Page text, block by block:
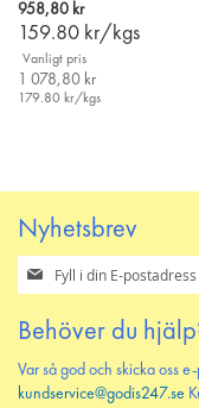
958,80 kr
159.80 kr/kgs
Vanligt pris
1 078,80 kr
179.80 kr/kgs
Nyhetsbrev
Prenumerera
på
nyhetsbrev
Behöver du
Var så god och skicka oss e-
kundservice@godis247.se